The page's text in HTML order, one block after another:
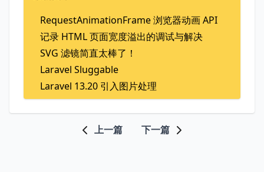
RequestAnimationFrame 浏览器动画 API
记录 HTML 页面宽度溢出的调试与解决
SVG 滤镜简直太棒了！
Laravel Sluggable
Laravel 13.20 引入图片处理
上一篇 下一篇